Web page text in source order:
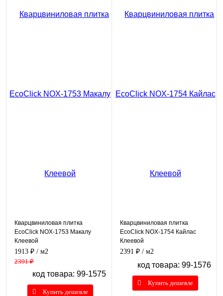
Кварцвиниловая плитка
EcoClick NOX-1753 Макалу
Клеевой
1913 ₽ / м2
2391 ₽
код товара: 99-1575
Купить дешевле
Кварцвиниловая плитка
EcoClick NOX-1754 Кайлас
Клеевой
2391 ₽ / м2
код товара: 99-1576
Купить дешевле